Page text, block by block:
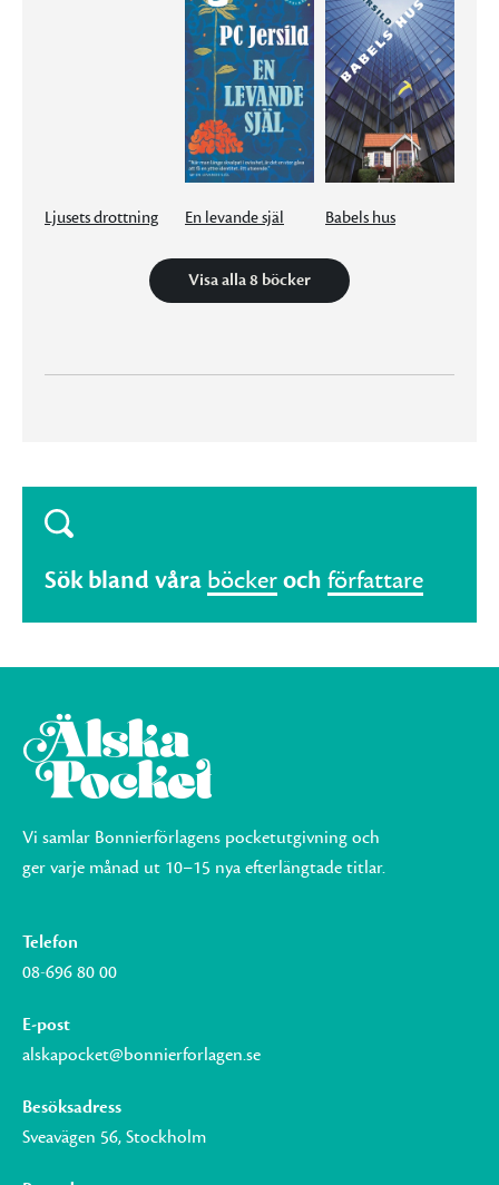
Ljusets drottning En levande själ Babels hus
Visa alla 8 böcker
Sök bland våra böckeroch författare
Vi samlar Bonnierförlagens pocketutgivning och
ger varje månad ut 10–15 nya efterlängtade titlar.
Telefon
08-696 80 00
E-post
alskapocket@bonnierforlagen.se
Besöksadress
Sveavägen 56, Stockholm